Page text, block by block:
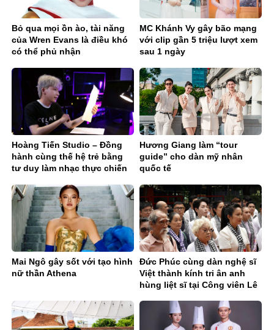
Bỏ qua mọi ồn ào, tài năng
của Wren Evans là điều khó
có thể phủ nhận
MC Khánh Vy gây bão mạng
với clip gần 5 triệu lượt xem
sau 1 ngày
Hoàng Tiến Studio – Đồng
hành cùng thế hệ trẻ bằng
tư duy làm nhạc thực chiến
Hương Giang làm “tour
guide” cho dàn mỹ nhân
quốc tế
Mai Ngô gây sốt với tạo hình
nữ thần Athena
Đức Phúc cùng dàn nghệ sĩ
Việt thành kính tri ân anh
hùng liệt sĩ tại Công viên Lê